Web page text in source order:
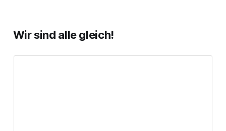
Wir sind alle gleich!